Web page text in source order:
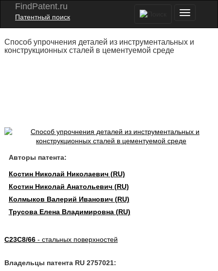
FindPatent.ru
Патентный поиск
Способ упрочнения деталей из инструментальных и
конструкционных сталей в цементуемой среде
Авторы патента:
Костин Николай Николаевич (RU)
Костин Николай Анатольевич (RU)
Колмыков Валерий Иванович (RU)
Трусова Елена Владимировна (RU)
C23C8/66- стальных поверхностей
Владельцы патента RU 2757021: